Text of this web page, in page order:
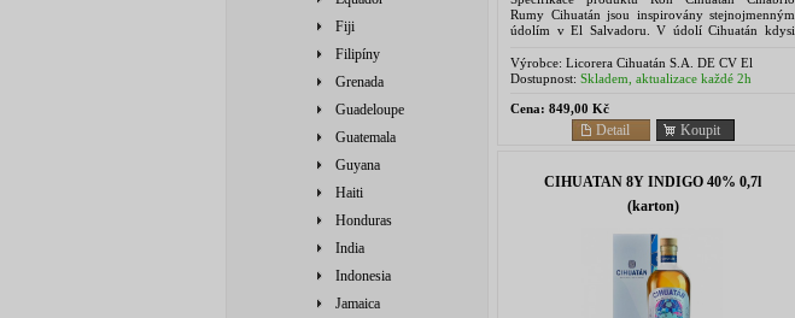
Fiji
Filipíny
Grenada
Guadeloupe
Guatemala
Guyana
Haiti
Honduras
India
Indonesia
Jamaica
Rumy Cihuatán jsou inspirovány stejnojmenným
údolím v El Salvadoru. V údolí Cihuatán kdysi
Výrobce: Licorera Cihuatán S.A. DE CV El
Salvador, Centroamerica
Dostupnost: Skladem, aktualizace každé 2h
Cena: 849,00 Kč
Koupit
Detail
CIHUATAN 8Y INDIGO 40% 0,7l
(karton)